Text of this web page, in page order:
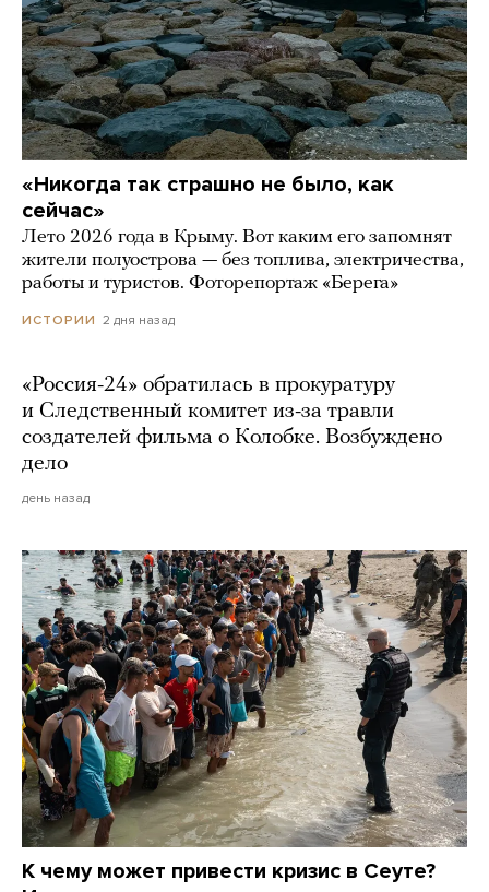
«Никогда так страшно не было, как
сейчас»
Лето 2026 года в Крыму. Вот каким его запомнят
жители полуострова — без топлива, электричества,
работы и туристов. Фоторепортаж «Берега»
ИСТОРИИ 2 дня назад
«Россия-24» обратилась в прокуратуру
и Следственный комитет из-за травли
создателей фильма о Колобке. Возбуждено
дело
день назад
К чему может привести кризис в Сеуте?